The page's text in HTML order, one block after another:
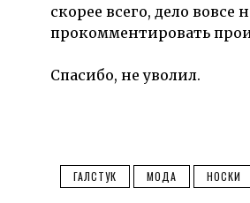
скорее всего, дело вовсе
прокомментировать
Спасибо, не уволил.
ГАЛСТУК МОДА НОСКИ